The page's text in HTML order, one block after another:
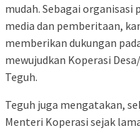
mudah. Sebagai organisasi
media dan pemberitaan,
memberikan dukungan
mewujudkan Koperasi
Teguh.
Teguh juga mengatakan,
Menteri Koperasi sejak